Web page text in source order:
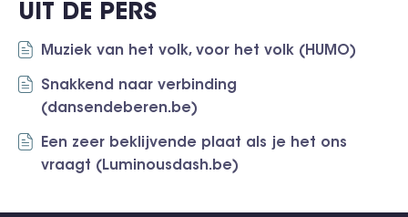
UIT DE PERS
Muziek van het volk, voor het volk (HUMO)
Snakkend naar verbinding
(dansendeberen.be)
Een zeer beklijvende plaat als je het ons
vraagt (Luminousdash.be)